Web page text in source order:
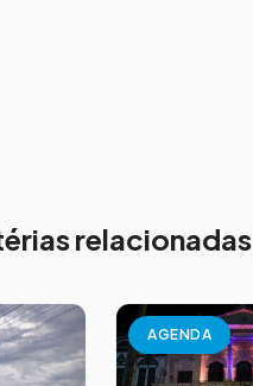
relacionadas
AGENDA